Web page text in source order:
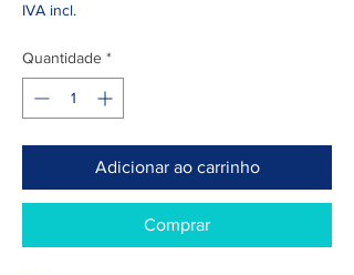
IVA incl.
Quantidade *
Adicionar ao carrinho
Comprar